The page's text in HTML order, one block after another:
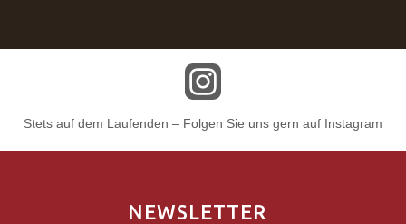
Stets auf dem Laufenden – Folgen Sie uns gern auf Instagram
NEWSLETTER